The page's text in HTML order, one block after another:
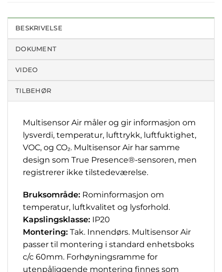
BESKRIVELSE
DOKUMENT
VIDEO
TILBEHØR
Multisensor Air måler og gir informasjon om
lysverdi, temperatur, lufttrykk, luftfuktighet,
VOC, og CO₂. Multisensor Air har samme
design som True Presence®-sensoren, men
registrerer ikke tilstedeværelse.
Bruksområde: Rominformasjon om
temperatur, luftkvalitet og lysforhold.
Kapslingsklasse: IP20
Montering: Tak. Innendørs. Multisensor Air
passer til montering i standard enhetsboks
c/c 60mm. Forhøyningsramme for
utenpåliggende montering finnes som